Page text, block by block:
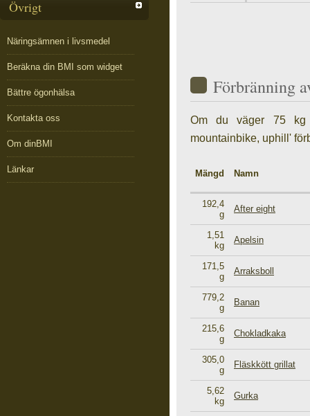
Övrigt
Näringsämnen i livsmedel
Beräkna din BMI som widget
Bättre ögonhälsa
Kontakta oss
Om dinBMI
Länkar
Förbränning
Om du väger 75
mountainbike, uphill'
Mängd Namn
192,4
g
After eight
1,51
kg
Apelsin
171,5
g
Arraksboll
779,2
g
Banan
215,6
g
Chokladkaka
305,0
g
Fläskkött grillat
5,62
kg
Gurka